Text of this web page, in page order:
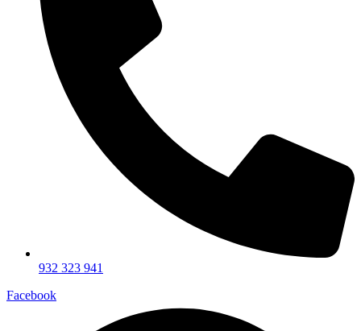
932 323 941
Facebook